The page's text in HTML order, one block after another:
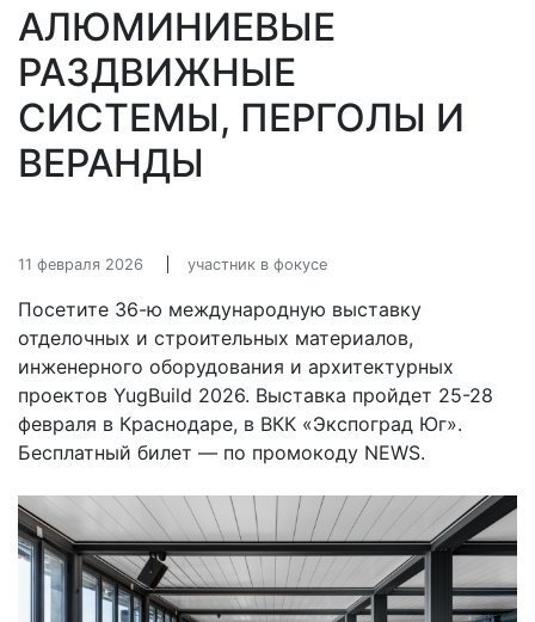
АЛЮМИНИЕВЫЕ
РАЗДВИЖНЫЕ
СИСТЕМЫ, ПЕРГОЛЫ И
ВЕРАНДЫ
11 февраля 2026 участник в фокусе
Посетите 36-ю международную выставку
отделочных и строительных материалов,
инженерного оборудования и архитектурных
проектов YugBuild 2026. Выставка пройдет 25-28
февраля в Краснодаре, в ВКК «Экспоград Юг».
Бесплатный билет — по промокоду NEWS.